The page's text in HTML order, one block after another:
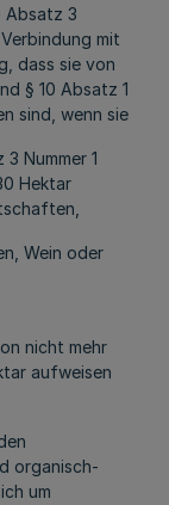
Absatz 3
mit
dass sie von
§ 10 Absatz 1
sind, wenn sie
Nummer 1
Hektar
Wein oder
nicht mehr
aufweisen
organisch-
um